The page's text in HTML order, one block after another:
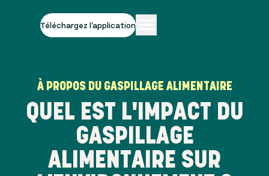
Téléchargez l'application
À PROPOS DU GASPILLAGE ALIMENTAIRE
QUEL EST L'IMPACT DU
GASPILLAGE
ALIMENTAIRE SUR